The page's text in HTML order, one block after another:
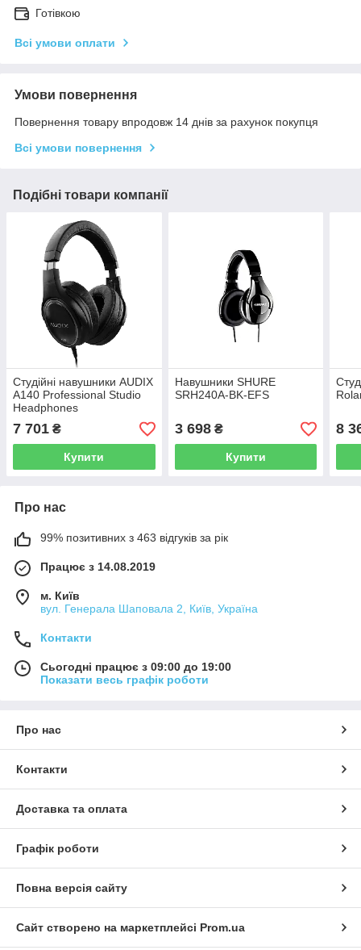
Готівкою
Всі умови оплати
Умови повернення
Повернення товару впродовж 14 днів за рахунок покупця
Всі умови повернення
Подібні товари компанії
Студійні навушники AUDIX
A140 Professional Studio
Headphones
7 701 ₴
Купити
Навушники SHURE
SRH240A-BK-EFS
3 698₴
Купити
8
Про нас
99% позитивних з 463 відгуків за рік
Працює з 14.08.2019
м. Київ
вул. Генерала Шаповала 2, Київ, Україна
Контакти
Сьогодні працює з 09:00 до 19:00
Показати весь графік роботи
Про нас
Контакти
Доставка та оплата
Графік роботи
Повна версія сайту
Сайт створено на маркетплейсі Prom.ua